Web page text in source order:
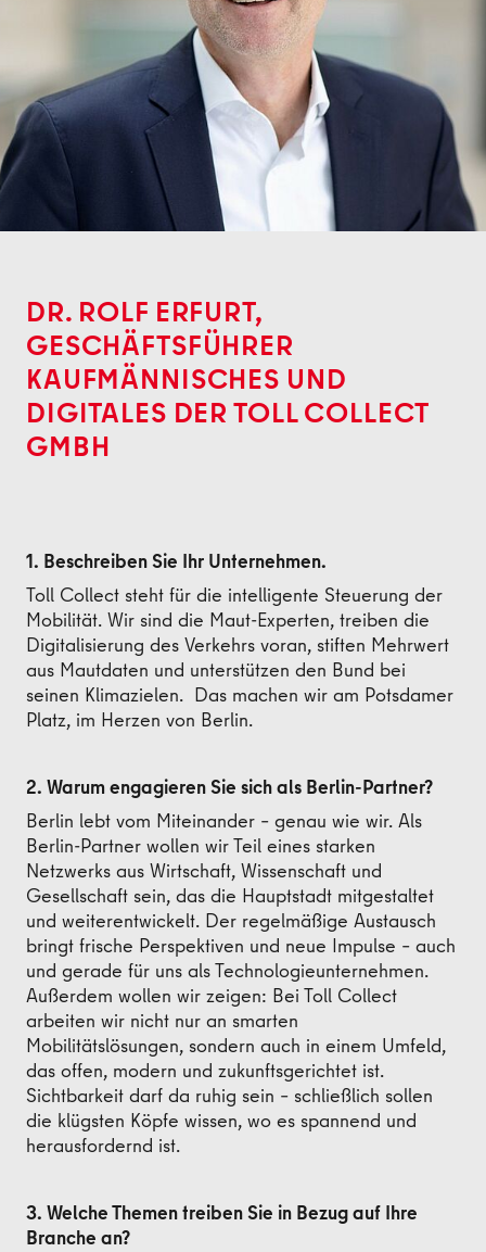
DR. ROLF ERFURT,
GESCHÄFTSFÜHRER
KAUFMÄNNISCHES UND
DIGITALES DER TOLL COLLECT
GMBH
1. Beschreiben Sie Ihr Unternehmen.
Toll Collect steht für die intelligente Steuerung der
Mobilität. Wir sind die Maut-Experten, treiben die
Digitalisierung des Verkehrs voran, stiften Mehrwert
aus Mautdaten und unterstützen den Bund bei
seinen Klimazielen. Das machen wir am Potsdamer
Platz, im Herzen von Berlin.
2. Warum engagieren Sie sich als Berlin-Partner?
Berlin lebt vom Miteinander – genau wie wir. Als
Berlin-Partner wollen wir Teil eines starken
Netzwerks aus Wirtschaft, Wissenschaft und
Gesellschaft sein, das die Hauptstadt mitgestaltet
und weiterentwickelt. Der regelmäßige Austausch
bringt frische Perspektiven und neue Impulse – auch
und gerade für uns als Technologieunternehmen.
Außerdem wollen wir zeigen: Bei Toll Collect
arbeiten wir nicht nur an smarten
Mobilitätslösungen, sondern auch in einem Umfeld,
das offen, modern und zukunftsgerichtet ist.
Sichtbarkeit darf da ruhig sein – schließlich sollen
die klügsten Köpfe wissen, wo es spannend und
herausfordernd ist.
3. Welche Themen treiben Sie in Bezug auf Ihre
Branche an?